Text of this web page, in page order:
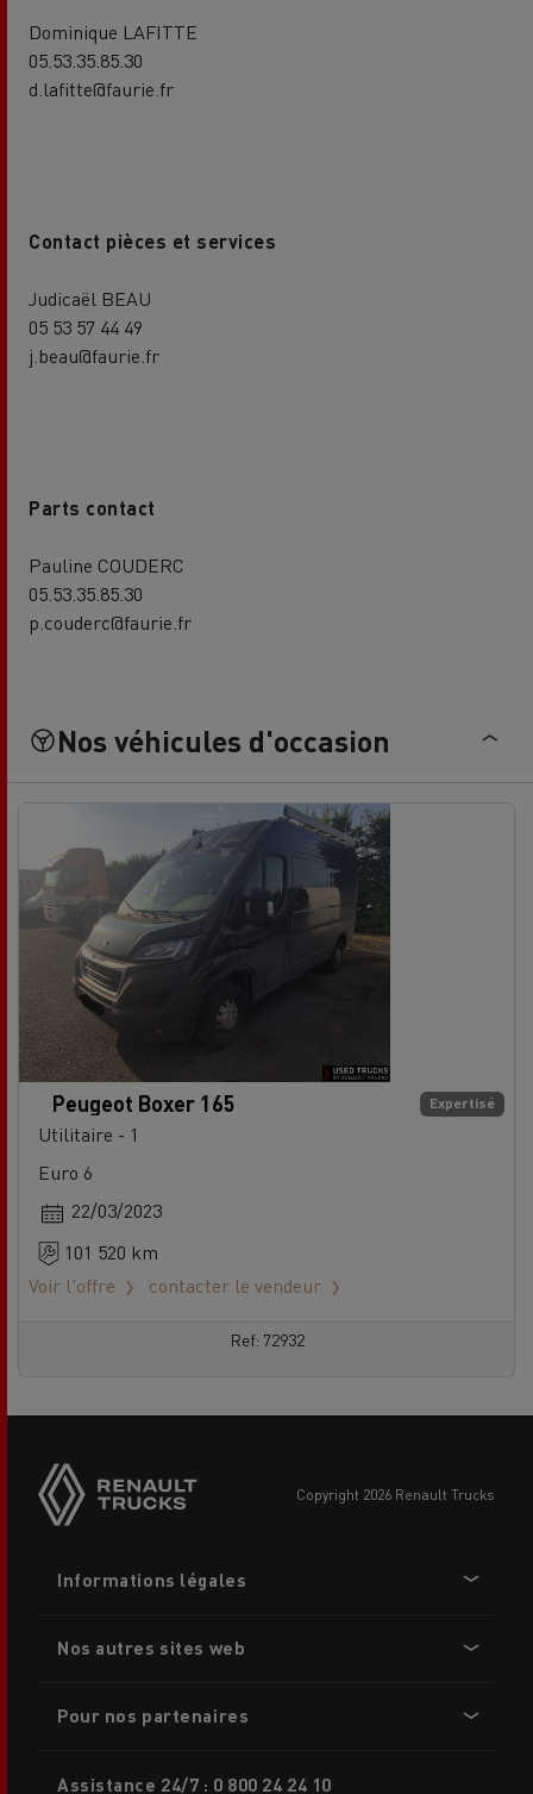
Dominique LAFITTE
05.53.35.85.30
d.lafitte@faurie.fr
Contact pièces et services
Judicaël BEAU
05 53 57 44 49
j.beau@faurie.fr
Parts contact
Pauline COUDERC
05.53.35.85.30
p.couderc@faurie.fr
Nos véhicules d'occasion
Expertisé
Peugeot Boxer 165
Utilitaire - 1
Euro 6
22/03/2023
101 520 km
Voir l'offre
contacter le vendeur
Ref: 72932
buttons
copyright 2026 Renault Trucks
menu
Informations légales
Nos autres sites web
Pour nos partenaires
Assistance 24/7 : 0 800 24 24 10